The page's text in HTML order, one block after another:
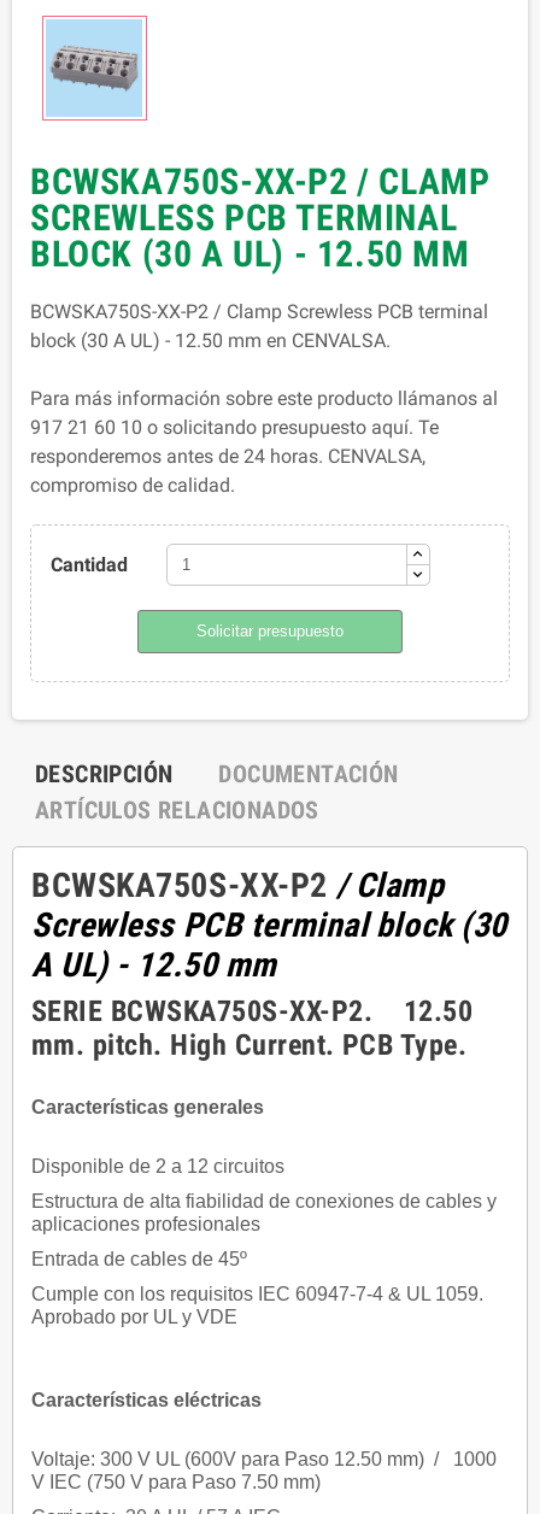
BCWSKA750S-XX-P2 / CLAMP
SCREWLESS PCB TERMINAL
BLOCK (30 A UL) - 12.50 MM
BCWSKA750S-XX-P2 / Clamp Screwless PCB terminal
block (30 A UL) - 12.50 mm en CENVALSA.
Para más información sobre este producto llámanos al
917 21 60 10 o solicitando presupuesto aquí. Te
responderemos antes de 24 horas. CENVALSA,
compromiso de calidad.
Cantidad
Solicitar presupuesto
DESCRIPCIÓN
DOCUMENTACIÓN
ARTÍCULOS RELACIONADOS
BCWSKA750S-XX-P2 / Clamp
Screwless PCB terminal block (30
A UL) - 12.50 mm
SERIE BCWSKA750S-XX-P2. 12.50
mm. pitch. High Current. PCB Type.
Características generales
Disponible de 2 a 12 circuitos
Estructura de alta fiabilidad de conexiones de cables y
aplicaciones profesionales
Entrada de cables de 45º
Cumple con los requisitos IEC 60947-7-4 & UL 1059.
Aprobado por UL y VDE
Características eléctricas
Voltaje: 300 V UL (600V para Paso 12.50 mm) / 1000
V IEC (750 V para Paso 7.50 mm)